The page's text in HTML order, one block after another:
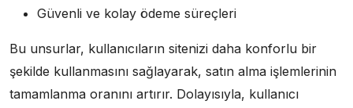
Güvenli ve kolay ödeme süreçleri
Bu unsurlar, kullanıcıların sitenizi daha konforlu bir
şekilde kullanmasını sağlayarak, satın alma işlemlerinin
tamamlanma oranını artırır. Dolayısıyla, kullanıcı